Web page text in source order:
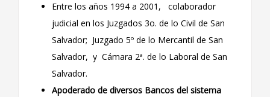
Entre los años 1994 a 2001, colaborador
judicial en los Juzgados 3o. de lo Civil de San
Salvador; Juzgado 5º de lo Mercantil de San
Salvador, y Cámara 2ª. de lo Laboral de San
Salvador.
Apoderado de diversos Bancos del sistema